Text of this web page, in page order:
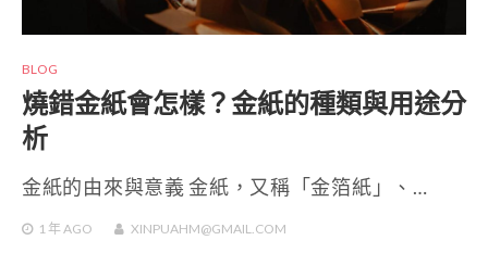
BLOG
燒錯金紙會怎樣？金紙的種類與用途分
析
金紙的由來與意義 金紙，又稱「金箔紙」、…
1 年AGO XINPUAHM@GMAIL.COM